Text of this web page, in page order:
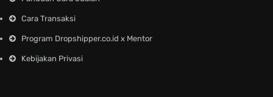
Cara Transaksi
Program Dropshipper.co.id x Mentor
Kebijakan Privasi